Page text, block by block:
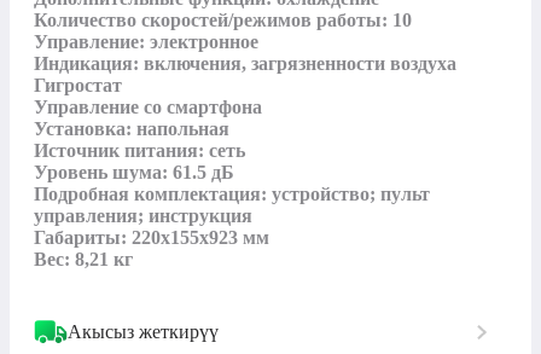
Количество скоростей/режимов работы: 10
Управление: электронное
Индикация: включения, загрязненности воздуха
Гигростат
Управление со смартфона
Установка: напольная
Источник питания: сеть
Уровень шума: 61.5 дБ
Подробная комплектация: устройство; пульт
управления; инструкция
Габариты: 220х155х923 мм
Вес: 8,21 кг
Акысыз жеткирүү